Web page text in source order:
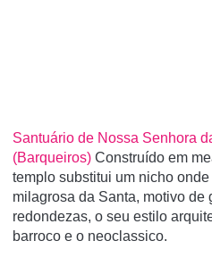
Santuário de Nossa Senhora
(Barqueiros) Construído em
templo substitui um nicho
milagrosa da Santa, motivo de
redondezas, o seu estilo
barroco e o neoclassico.